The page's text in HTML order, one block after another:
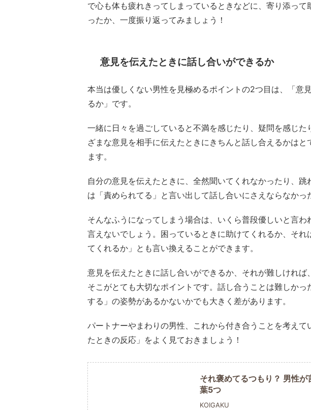
で心も体も疲れきってしまっているときなどに、寄り添っ
ったか、一度振り返ってみましょう！
意見を伝えたときに話し合いができるか
本当は優しくない男性を見極めるポイントの2つ目は、「意
るか」です。
一緒に日々を過ごしていると不満を感じたり、疑問を感じた
ざまな意見を相手に伝えたときにきちんと話し合えるかはと
ます。
自分の意見を伝えたときに、全然聞いてくれなかったり、
は「責められてる」と言い出して話し合いにさえならなか
そんなふうになってしまう場合は、いくら普段優しいと言
言えないでしょう。困っているときに助けてくれるか、そ
てくれるか」とも言い換えることができます。
意見を伝えたときに話し合いができるか、それが難しけれ
そこがとても大切なポイントです。話し合うことは難しかっ
する」の姿勢があるかないかでも大きく差があります。
パートナーやまわりの男性、これから付き合うことを考えて
たときの反応」をよく見ておきましょう！
それ褒めてるつもり？ 男性
葉5つ
KOIGAKU